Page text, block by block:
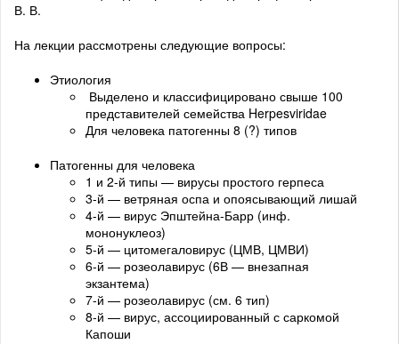
В. В.
На лекции рассмотрены следующие вопросы:
Этиология
Выделено и классифицировано свыше 100
представителей семейства Herpesviridae
Для человека патогенны 8 (?) типов
Патогенны для человека
1 и 2-й типы — вирусы простого герпеса
3-й — ветряная оспа и опоясывающий лишай
4-й — вирус Эпштейна-Барр (инф.
мононуклеоз)
5-й — цитомегаловирус (ЦМВ, ЦМВИ)
6-й — розеолавирус (6В — внезапная
экзантема)
7-й — розеолавирус (см. 6 тип)
8-й — вирус, ассоциированный с саркомой
Капоши